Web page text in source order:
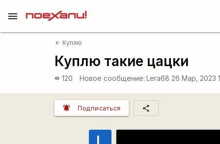
menu
arrow_back Куплю
Куплю такие цацки
visibility 120 Новое сообщение: Lera68 26 Мар, 2023
notifications_active Подписаться share